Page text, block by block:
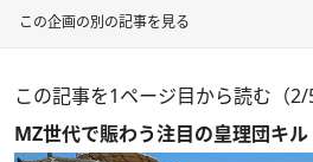
この企画の別の記事を見る
この記事を1ページ目から読む（2/
MZ世代で賑わう注目の皇理団キル